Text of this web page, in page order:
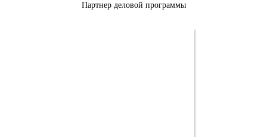
Партнер деловой программы